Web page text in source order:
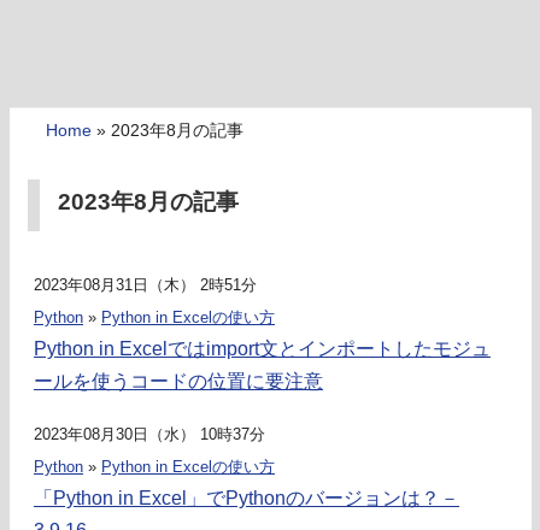
Home » 2023年8月の記事
2023年8月の記事
2023年08月31日（木） 2時51分
Python » Python in Excelの使い方
Python in Excelではimport文とインポートしたモジュ
ールを使うコードの位置に要注意
2023年08月30日（水） 10時37分
Python » Python in Excelの使い方
「Python in Excel」でPythonのバージョンは？－